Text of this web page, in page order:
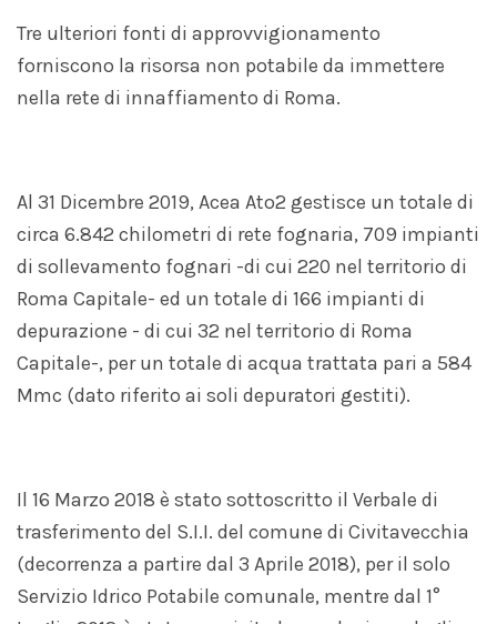
Tre ulteriori fonti di approvvigionamento
forniscono la risorsa non potabile da immettere
nella rete di innaffiamento di Roma.
Al 31 Dicembre 2019, Acea Ato2 gestisce un totale di
circa 6.842 chilometri di rete fognaria, 709 impianti
di sollevamento fognari -di cui 220 nel territorio di
Roma Capitale- ed un totale di 166 impianti di
depurazione - di cui 32 nel territorio di Roma
Capitale-, per un totale di acqua trattata pari a 584
Mmc (dato riferito ai soli depuratori gestiti).
Il 16 Marzo 2018 è stato sottoscritto il Verbale di
trasferimento del S.I.I. del comune di Civitavecchia
(decorrenza a partire dal 3 Aprile 2018), per il solo
Servizio Idrico Potabile comunale, mentre dal 1°